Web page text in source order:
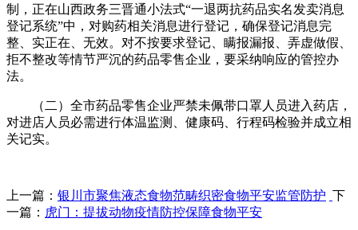
制，正在山西政务三晋通小法式“一退两抗药品实名发卖消息
登记系统”中，对购药相关消息进行登记，确保登记消息完
整、实正在、无效。对不按要求登记、瞒报漏报、弄虚做假、
拒不整改等情节严沉的药品零售企业，要采纳响应的管控办
法。
（二）全市药品零售企业严禁未佩带口罩人员进入药店，
对进店人员必需进行体温监测、健康码、行程码检验并成立相
关记实。
上一篇： 银川市聚焦液态食物范畴织密食物平安监管防护 下
一篇： 虎门：提拔动物疫情防控保障食物平安